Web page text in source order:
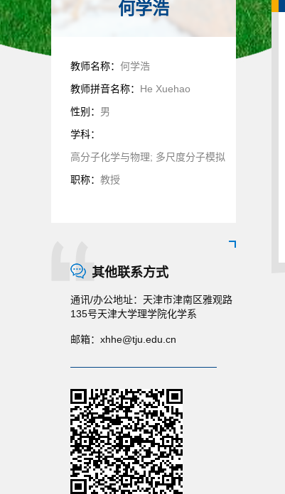
何学浩
教师名称： 何学浩
教师拼音名称： He Xuehao
性别： 男
学科：
高分子化学与物理; 多尺度分子模拟
职称： 教授
其他联系方式
通讯/办公地址： 天津市津南区雅观路
135号天津大学理学院化学系
邮箱： xhhe@tju.edu.cn